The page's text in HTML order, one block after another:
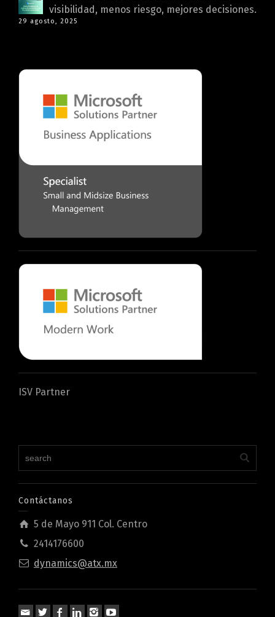
visibilidad, menos riesgo, mejores decisiones.
29 agosto, 2025
ISV Partner
Contáctanos
5 de Mayo 911 Col. Centro
2414176600
dynamics@atx.mx